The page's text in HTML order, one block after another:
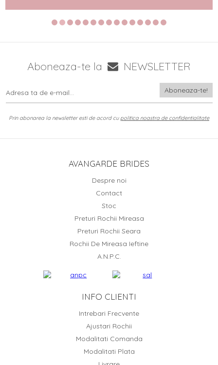
Aboneaza-te la NEWSLETTER
Prin abonarea la newsletter esti de acord cu politica noastra de confidentialitate
AVANGARDE BRIDES
Despre noi
Contact
Stoc
Preturi Rochii Mireasa
Preturi Rochii Seara
Rochii De Mireasa Ieftine
A.N.P.C.
INFO CLIENTI
Intrebari Frecvente
Ajustari Rochii
Modalitati Comanda
Modalitati Plata